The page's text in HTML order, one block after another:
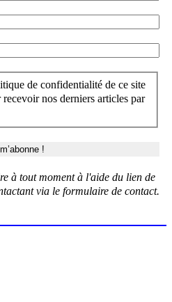
de confidentialité de ce site
nos derniers articles par
à tout moment à l'aide du lien de
via le formulaire de contact.